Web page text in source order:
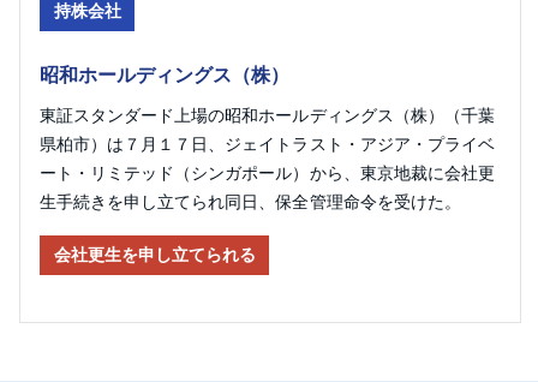
持株会社
昭和ホールディングス（株）
東証スタンダード上場の昭和ホールディングス（株）（千葉
県柏市）は７月１７日、ジェイトラスト・アジア・プライベ
ート・リミテッド（シンガポール）から、東京地裁に会社更
生手続きを申し立てられ同日、保全管理命令を受けた。
会社更生を申し立てられる